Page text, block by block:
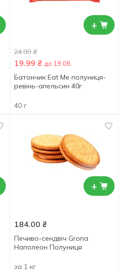
+
24.99 ₴
19.99 ₴ до 19.08
Батончик Eat Me полуниця-
ревінь-апельсин 40г
40 г
+
184.00 ₴
Печиво-сендвіч Grona
Наполеон Полуниця
за 1 кг